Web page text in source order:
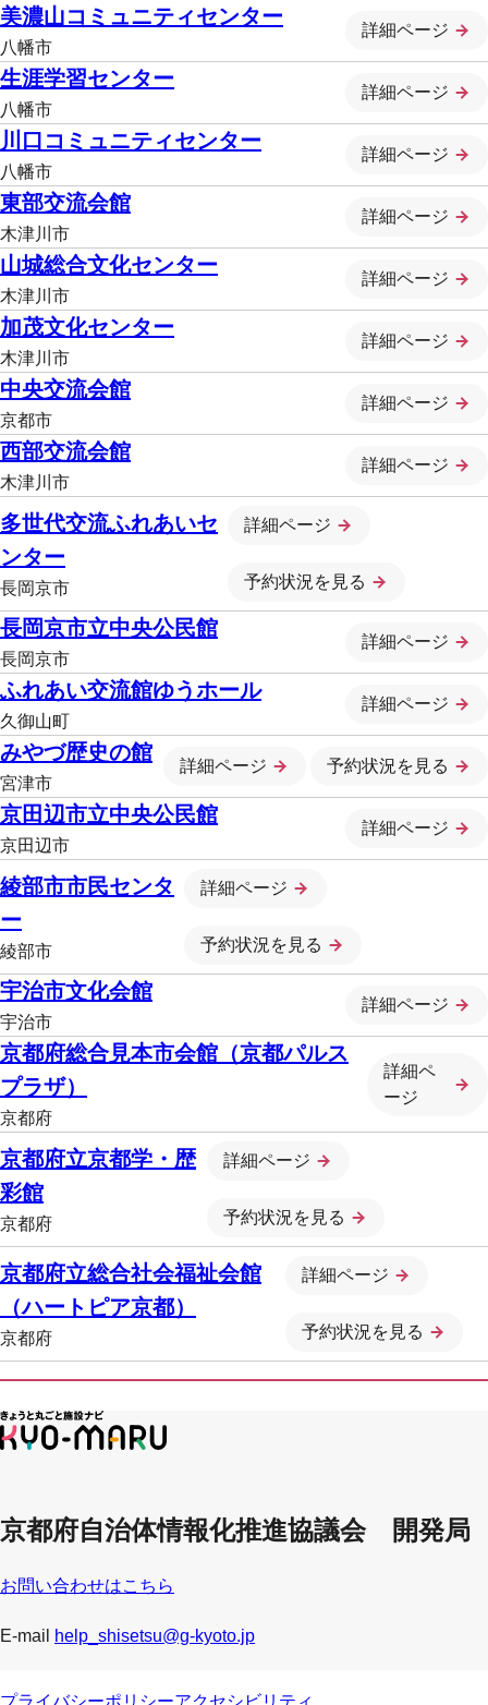
美濃山コミュニティセンター
八幡市
詳細ページ
生涯学習センター
八幡市
詳細ページ
川口コミュニティセンター
八幡市
詳細ページ
東部交流会館
木津川市
詳細ページ
山城総合文化センター
木津川市
詳細ページ
加茂文化センター
木津川市
詳細ページ
中央交流会館
京都市
詳細ページ
西部交流会館
木津川市
詳細ページ
多世代交流ふれあいセ
ンター
長岡京市
詳細ページ
予約状況を見る
長岡京市立中央公民館
長岡京市
詳細ページ
ふれあい交流館ゆうホール
久御山町
詳細ページ
みやづ歴史の館
宮津市
詳細ページ 予約状況を見る
京田辺市立中央公民館
京田辺市
詳細ページ
綾部市市民センタ
ー
綾部市
詳細ページ
予約状況を見る
宇治市文化会館
宇治市
詳細ページ
京都府総合見本市会館（京都パルス
プラザ）
京都府
詳細ペ
ージ
京都府立京都学・歴
彩館
京都府
詳細ページ
予約状況を見る
京都府立総合社会福祉会館
（ハートピア京都）
京都府
詳細ページ
予約状況を見る
京都府自治体情報化推進協議会 開発局
お問い合わせはこちら
E-mail help_shisetsu@g-kyoto.jp
プライバシーポリシーアクセシビリティ